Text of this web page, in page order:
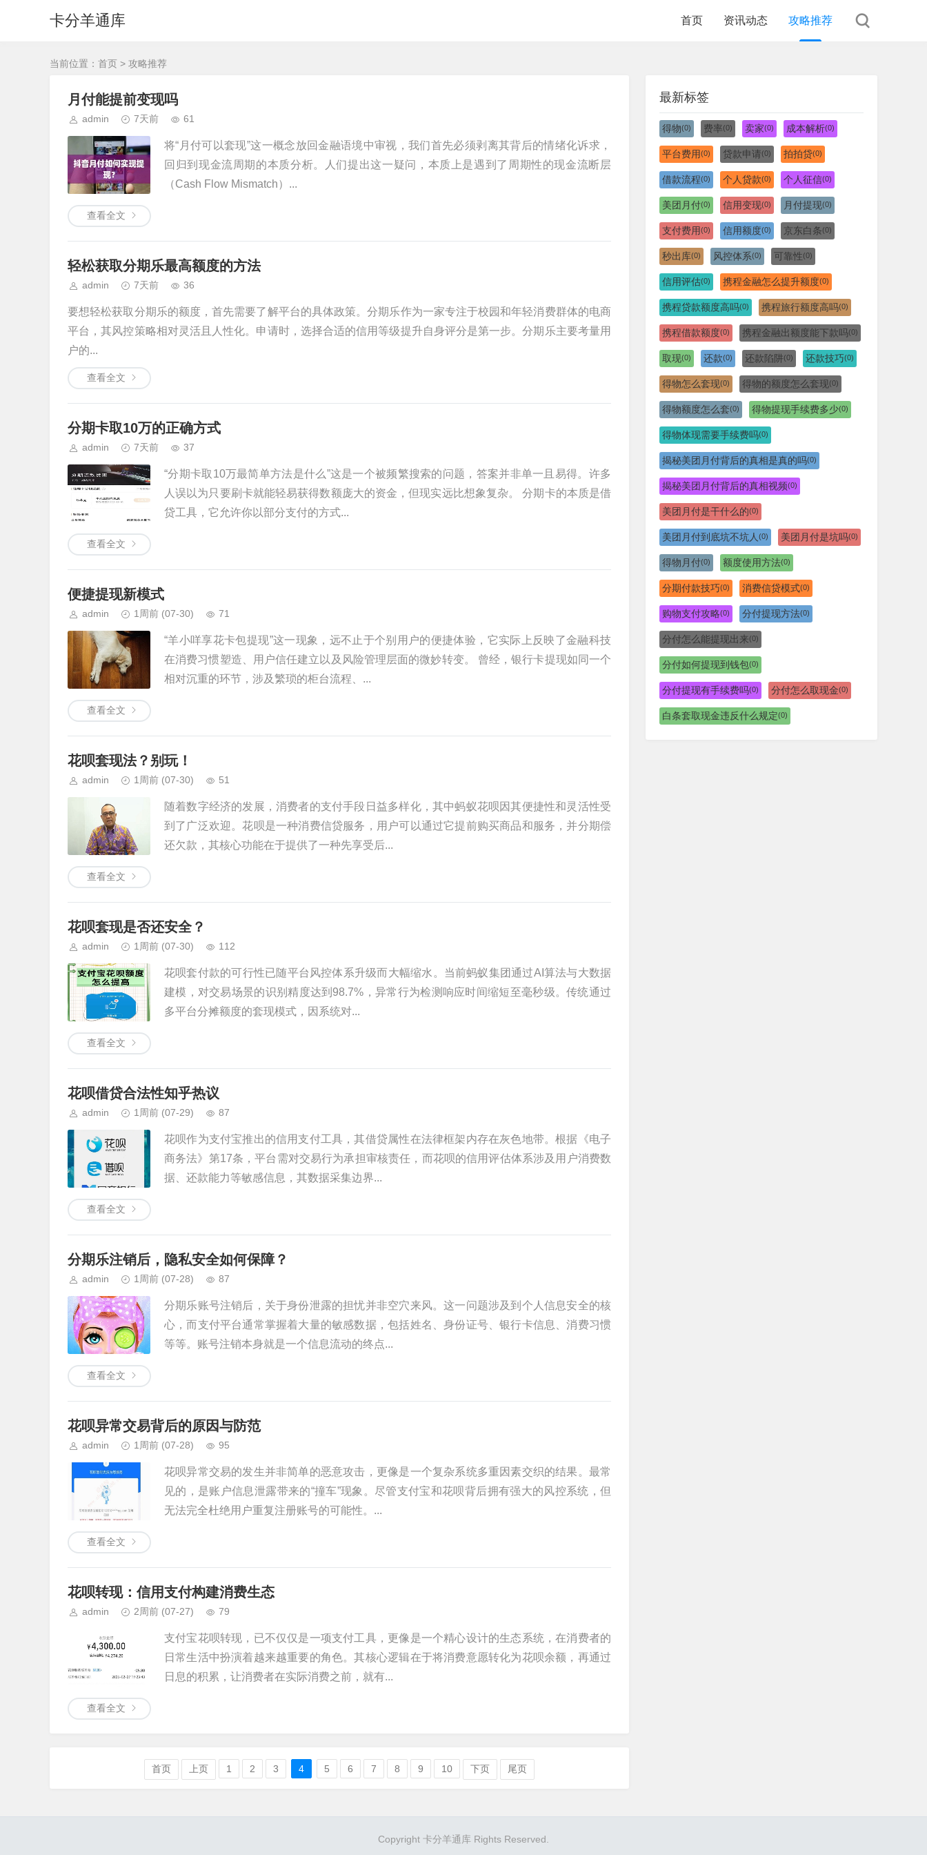
卡分羊通库 首页 资讯动态 攻略推荐
当前位置： 首页 > 攻略推荐
月付能提前变现吗
admin 7天前 61
将“月付可以套现”这一概念放回金融语境中审视，我们首先必须剥离其背后的情绪化诉求，
回归到现金流周期的本质分析。人们提出这一疑问，本质上是遇到了周期性的现金流断层
（Cash Flow Mismatch）...
查看全文
轻松获取分期乐最高额度的方法
admin 7天前 36
要想轻松获取分期乐的额度，首先需要了解平台的具体政策。分期乐作为一家专注于校园和年轻消费群体的电商
平台，其风控策略相对灵活且人性化。申请时，选择合适的信用等级提升自身评分是第一步。分期乐主要考量用
户的...
查看全文
分期卡取10万的正确方式
admin 7天前 37
“分期卡取10万最简单方法是什么”这是一个被频繁搜索的问题，答案并非单一且易得。许多
人误以为只要刷卡就能轻易获得数额庞大的资金，但现实远比想象复杂。 分期卡的本质是借
贷工具，它允许你以部分支付的方式...
查看全文
便捷提现新模式
admin 1周前 (07-30) 71
“羊小咩享花卡包提现”这一现象，远不止于个别用户的便捷体验，它实际上反映了金融科技
在消费习惯塑造、用户信任建立以及风险管理层面的微妙转变。 曾经，银行卡提现如同一个
相对沉重的环节，涉及繁琐的柜台流程、...
查看全文
花呗套现法？别玩！
admin 1周前 (07-30) 51
随着数字经济的发展，消费者的支付手段日益多样化，其中蚂蚁花呗因其便捷性和灵活性受
到了广泛欢迎。花呗是一种消费信贷服务，用户可以通过它提前购买商品和服务，并分期偿
还欠款，其核心功能在于提供了一种先享受后...
查看全文
花呗套现是否还安全？
admin 1周前 (07-30) 112
花呗套付款的可行性已随平台风控体系升级而大幅缩水。当前蚂蚁集团通过AI算法与大数据
建模，对交易场景的识别精度达到98.7%，异常行为检测响应时间缩短至毫秒级。传统通过
多平台分摊额度的套现模式，因系统对...
查看全文
花呗借贷合法性知乎热议
admin 1周前 (07-29) 87
花呗作为支付宝推出的信用支付工具，其借贷属性在法律框架内存在灰色地带。根据《电子
商务法》第17条，平台需对交易行为承担审核责任，而花呗的信用评估体系涉及用户消费数
据、还款能力等敏感信息，其数据采集边界...
查看全文
分期乐注销后，隐私安全如何保障？
admin 1周前 (07-28) 87
分期乐账号注销后，关于身份泄露的担忧并非空穴来风。这一问题涉及到个人信息安全的核
心，而支付平台通常掌握着大量的敏感数据，包括姓名、身份证号、银行卡信息、消费习惯
等等。账号注销本身就是一个信息流动的终点...
查看全文
花呗异常交易背后的原因与防范
admin 1周前 (07-28) 95
花呗异常交易的发生并非简单的恶意攻击，更像是一个复杂系统多重因素交织的结果。最常
见的，是账户信息泄露带来的“撞车”现象。尽管支付宝和花呗背后拥有强大的风控系统，但
无法完全杜绝用户重复注册账号的可能性。...
查看全文
花呗转现：信用支付构建消费生态
admin 2周前 (07-27) 79
支付宝花呗转现，已不仅仅是一项支付工具，更像是一个精心设计的生态系统，在消费者的
日常生活中扮演着越来越重要的角色。其核心逻辑在于将消费意愿转化为花呗余额，再通过
日息的积累，让消费者在实际消费之前，就有...
查看全文
首页 上页 1 2 3 4 5 6 7 8 9 10 下页 尾页
最新标签
得物(0) 费率(0) 卖家(0) 成本解析(0)
平台费用(0) 贷款申请(0) 拍拍贷(0)
借款流程(0) 个人贷款(0) 个人征信(0)
美团月付(0) 信用变现(0) 月付提现(0)
支付费用(0) 信用额度(0) 京东白条(0)
秒出库(0) 风控体系(0) 可靠性(0)
信用评估(0) 携程金融怎么提升额度(0)
携程贷款额度高吗(0) 携程旅行额度高吗(0)
携程借款额度(0) 携程金融出额度能下款吗(0)
取现(0) 还款(0) 还款陷阱(0) 还款技巧(0)
得物怎么套现(0) 得物的额度怎么套现(0)
得物额度怎么套(0) 得物提现手续费多少(0)
得物体现需要手续费吗(0)
揭秘美团月付背后的真相是真的吗(0)
揭秘美团月付背后的真相视频(0)
美团月付是干什么的(0)
美团月付到底坑不坑人 (0) 美团月付是坑吗(0)
得物月付(0) 额度使用方法(0)
分期付款技巧(0) 消费信贷模式(0)
购物支付攻略(0) 分付提现方法(0)
分付怎么能提现出来(0)
分付如何提现到钱包(0)
分付提现有手续费吗(0) 分付怎么取现金(0)
白条套取现金违反什么规定(0)
Copyright 卡分羊通库 Rights Reserved.